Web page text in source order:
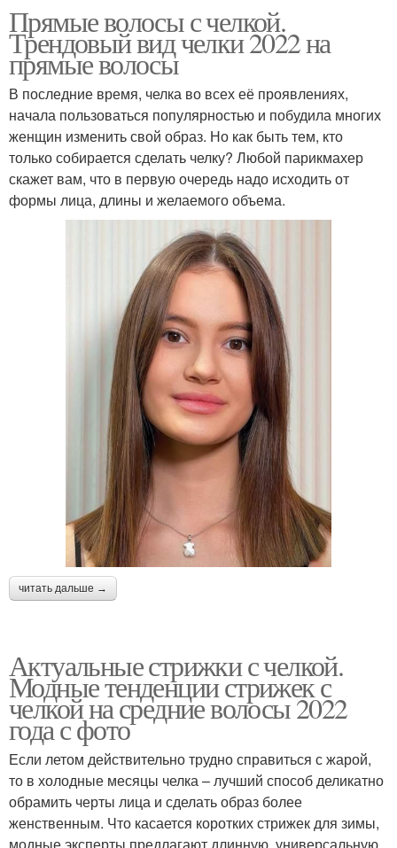
Прямые волосы с челкой.
Трендовый вид челки 2022 на
прямые волосы
В последние время, челка во всех её проявлениях,
начала пользоваться популярностью и побудила многих
женщин изменить свой образ. Но как быть тем, кто
только собирается сделать челку? Любой парикмахер
скажет вам, что в первую очередь надо исходить от
формы лица, длины и желаемого объема.
читать дальше →
Актуальные стрижки с челкой.
Модные тенденции стрижек с
челкой на средние волосы 2022
года с фото
Если летом действительно трудно справиться с жарой,
то в холодные месяцы челка – лучший способ деликатно
обрамить черты лица и сделать образ более
женственным. Что касается коротких стрижек для зимы,
модные эксперты предлагают длинную, универсальную,